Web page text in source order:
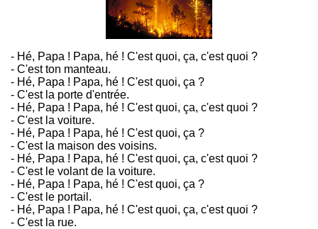
- Hé, Papa ! Papa, hé ! C'est quoi, ça, c'est quoi ?
- C'est ton manteau.
- Hé, Papa ! Papa, hé ! C'est quoi, ça ?
- C'est la porte d'entrée.
- Hé, Papa ! Papa, hé ! C'est quoi, ça, c'est quoi ?
- C'est la voiture.
- Hé, Papa ! Papa, hé ! C'est quoi, ça ?
- C'est la maison des voisins.
- Hé, Papa ! Papa, hé ! C'est quoi, ça, c'est quoi ?
- C'est le volant de la voiture.
- Hé, Papa ! Papa, hé ! C'est quoi, ça ?
- C'est le portail.
- Hé, Papa ! Papa, hé ! C'est quoi, ça, c'est quoi ?
- C'est la rue.